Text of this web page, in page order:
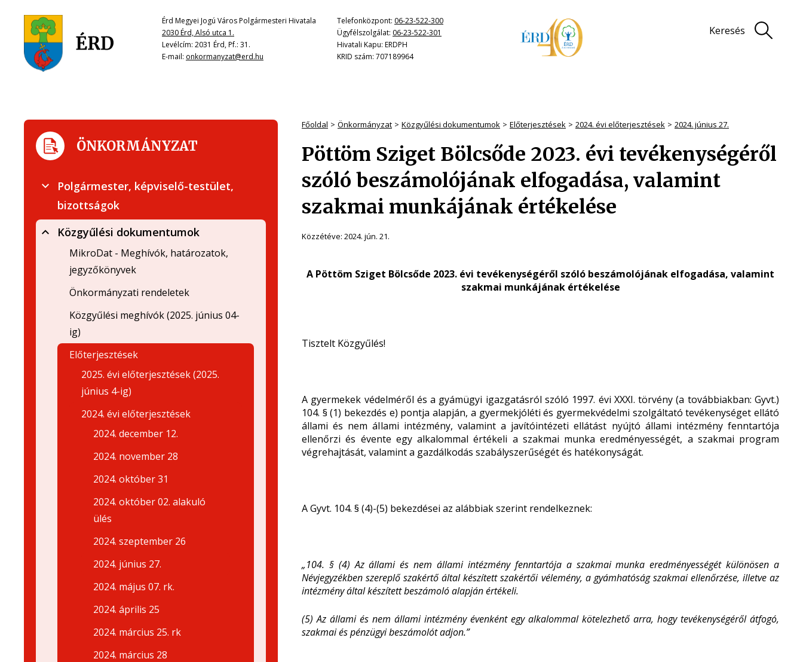
Érd Megyei Jogú Város Polgármesteri Hivatala
2030 Érd, Alsó utca 1.
Levélcím: 2031 Érd, Pf.: 31.
E-mail: onkormanyzat@erd.hu
Telefonközpont: 06-23-522-300
Ügyfélszolgálat: 06-23-522-301
Hivatali Kapu: ERDPH
KRID szám: 707189964
Keresés
Főoldal Önkormányzat Közgyűlési dokumentumok Előterjesztések 2024. évi előterjesztések 2024. június 27.
Pöttöm Sziget Bölcsőde 2023. évi tevékenységéről
szóló beszámolójának elfogadása, valamint
szakmai munkájának értékelése
Közzétéve: 2024. jún. 21.
A Pöttöm Sziget Bölcsőde 2023. évi tevékenységéről szóló beszámolójának elfogadása, valamint
szakmai munkájának értékelése
Tisztelt Közgyűlés!
A gyermekek védelméről és a gyámügyi igazgatásról szóló 1997. évi XXXI. törvény (a továbbiakban: Gyvt.)
104. § (1) bekezdés e) pontja alapján, a gyermekjóléti és gyermekvédelmi szolgáltató tevékenységet ellátó
állami és nem állami intézmény, valamint a javítóintézeti ellátást nyújtó állami intézmény fenntartója
ellenőrzi és évente egy alkalommal értékeli a szakmai munka eredményességét, a szakmai program
végrehajtását, valamint a gazdálkodás szabályszerűségét és hatékonyságát.
A Gyvt. 104. § (4)-(5) bekezdései az alábbiak szerint rendelkeznek:
„104. § (4) Az állami és nem állami intézmény fenntartója a szakmai munka eredményességét különösen a
Névjegyzékben szereplő szakértő által készített szakértői vélemény, a gyámhatóság szakmai ellenőrzése, illetve az
intézmény által készített beszámoló alapján értékeli.
(5) Az állami és nem állami intézmény évenként egy alkalommal kötelezhető arra, hogy tevékenységéről átfogó,
szakmai és pénzügyi beszámolót adjon.”
ÖNKORMÁNYZAT
Polgármester, képviselő-testület,
bizottságok
Közgyűlési dokumentumok
MikroDat - Meghívók, határozatok,
jegyzőkönyvek
Önkormányzati rendeletek
Közgyűlési meghívók (2025. június 04-
ig)
Előterjesztések
2025. évi előterjesztések (2025.
június 4-ig)
2024. évi előterjesztések
2024. december 12.
2024. november 28
2024. október 31
2024. október 02. alakuló
ülés
2024. szeptember 26
2024. június 27.
2024. május 07. rk.
2024. április 25
2024. március 25. rk
2024. március 28